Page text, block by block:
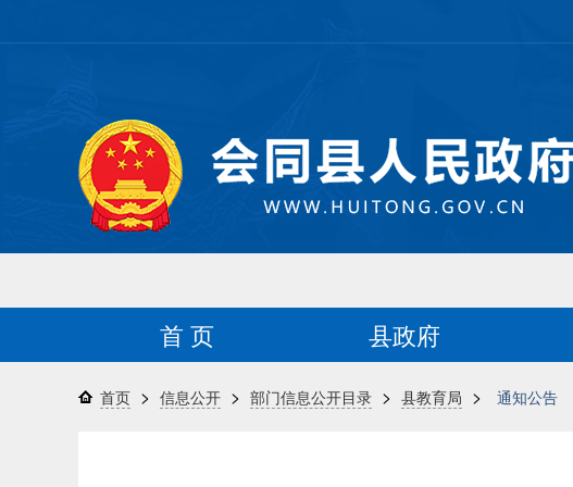
首 页 县政府
首页 > 信息公开 > 部门信息公开目录 > 县教育局 > 通知公告